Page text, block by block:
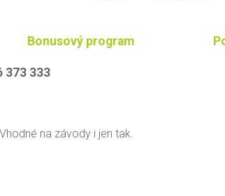
Bonusový program
373 333
na závody i jen tak.